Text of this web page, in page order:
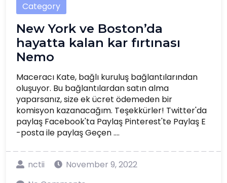
Category
New York ve Boston’da
hayatta kalan kar fırtınası
Nemo
Maceracı Kate, bağlı kuruluş bağlantılarından
oluşuyor. Bu bağlantılardan satın alma
yaparsanız, size ek ücret ödemeden bir
komisyon kazanacağım. Teşekkürler! Twitter'da
paylaş Facebook'ta Paylaş Pinterest'te Paylaş E
-posta ile paylaş Geçen ....
nctii
November 9, 2022